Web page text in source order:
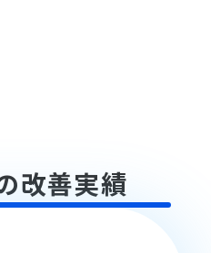
改善実績